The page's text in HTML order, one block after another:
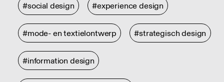
#social design #experience design
#mode- en textielontwerp #strategisch design
#information design